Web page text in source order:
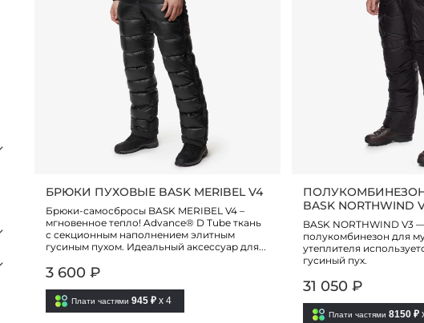
БРЮКИ ПУХОВЫЕ BASK MERIBEL V4
Брюки-самосбросы BASK MERIBEL V4 –
мгновенное тепло! Advancе® D Tube ткань
с секционным наполнением элитным
гусиным пухом. Идеальный аксессуар для...
3 600 ₽
Плати частями 945 ₽ x 4
BASK NORTHWIND
BASK NORTHWIND V3
полукомбинезон для
утеплителя
гусиный пух.
31 050 ₽
Плати частями 8150 ₽